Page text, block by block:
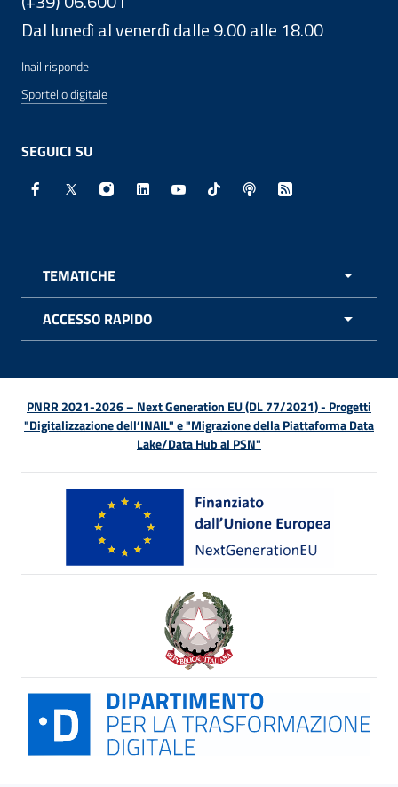
Dal lunedì al venerdì dalle 9.00 alle 18.00
Inail risponde
Sportello digitale
SEGUICI SU
Facebook - Sito esterno - Apertura in nuova finestra
X - Sito esterno - Apertura in nuova finestra
Instagram - Sito esterno - Apertura in
Linkedin - Sito esterno - Apertura in
Youtube - Sito esterno -
TikTok - Sito esterno -
Spreaker - Sito
Feed RSS -
TEMATICHE
ACCESSO RAPIDO
PNRR 2021-2026 – Next Generation EU (DL 77/2021) - Progetti
"Digitalizzazione dell’INAIL" e "Migrazione della Piattaforma Data
Lake/Data Hub al PSN"